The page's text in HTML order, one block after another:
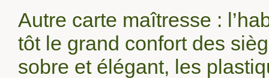
Autre carte maîtresse :
tôt le grand confort des
sobre et élégant, les